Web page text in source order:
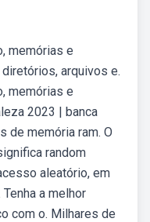
memórias e
arquivos e.
memórias e
2023 | banca
de memória ram. O
random
aleatório, em
a melhor
com o. Milhares de